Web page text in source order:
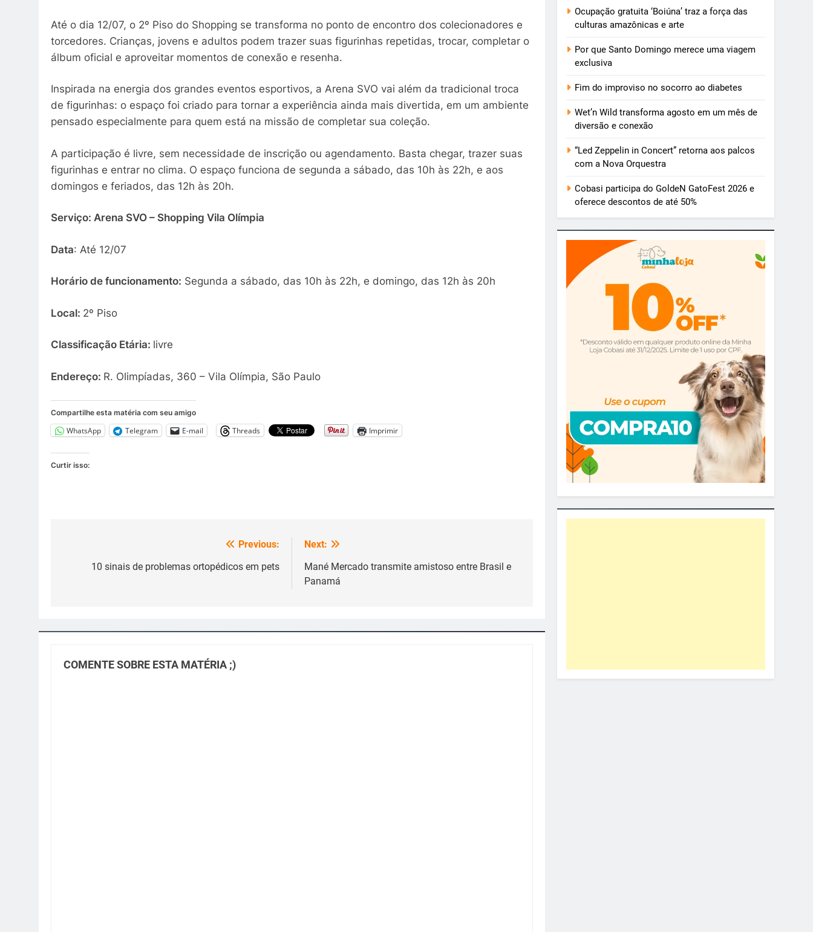
Até o dia 12/07, o 2º Piso do Shopping se transforma no ponto de encontro dos colecionadores e
torcedores. Crianças, jovens e adultos podem trazer suas figurinhas repetidas, trocar, completar o
álbum oficial e aproveitar momentos de conexão e resenha.
Inspirada na energia dos grandes eventos esportivos, a Arena SVO vai além da tradicional troca
de figurinhas: o espaço foi criado para tornar a experiência ainda mais divertida, em um ambiente
pensado especialmente para quem está na missão de completar sua coleção.
A participação é livre, sem necessidade de inscrição ou agendamento. Basta chegar, trazer suas
figurinhas e entrar no clima. O espaço funciona de segunda a sábado, das 10h às 22h, e aos
domingos e feriados, das 12h às 20h.
Serviço: Arena SVO – Shopping Vila Olímpia
Data: Até 12/07
Horário de funcionamento: Segunda a sábado, das 10h às 22h, e domingo, das 12h às 20h
Local: 2º Piso
Classificação Etária: livre
Endereço: R. Olimpíadas, 360 – Vila Olímpia, São Paulo
Compartilhe esta matéria com seu amigo
WhatsApp Telegram E-mail Threads Imprimir
Curtir isso:
Previous:
10 sinais de problemas ortopédicos em pets
Next:
Mané Mercado transmite amistoso entre Brasil e
Panamá
COMENTE SOBRE ESTA MATÉRIA ;)
Ocupação gratuita ‘Boiúna’ traz a força das
culturas amazônicas e arte
Por que Santo Domingo merece uma viagem
exclusiva
Fim do improviso no socorro ao diabetes
Wet’n Wild transforma agosto em um mês de
diversão e conexão
“Led Zeppelin in Concert” retorna aos palcos
com a Nova Orquestra
Cobasi participa do GoldeN GatoFest 2026 e
oferece descontos de até 50%